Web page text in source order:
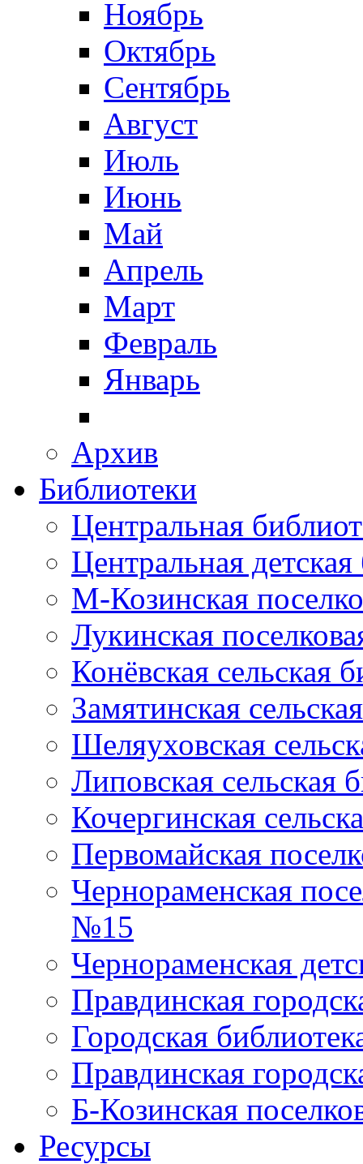
Ноябрь
Октябрь
Сентябрь
Август
Июль
Июнь
Май
Апрель
Март
Февраль
Январь
Архив
Библиотеки
Центральная
Центральная
М-Козинская
Лукинская
Конёвская сельская
Замятинская
Шеляуховская
Липовская сельская
Кочергинская
Первомайская
Чернораменская
№15
Чернораменская
Правдинская
Городская
Правдинская
Б-Козинская
Ресурсы